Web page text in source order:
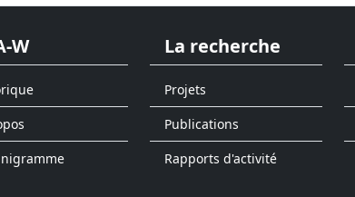
W La recherche
Projets
Publications
Rapports d'activité